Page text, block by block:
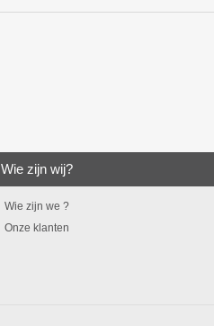
Wie zijn wij?
Wie zijn we ?
Onze klanten